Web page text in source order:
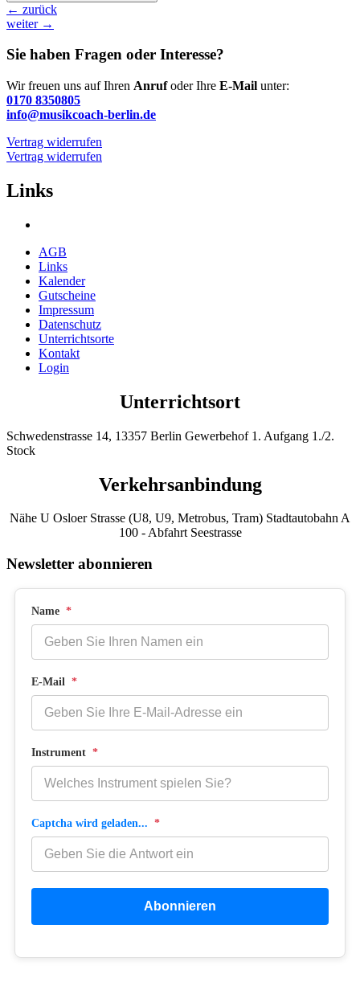
← zurück
weiter →
Sie haben Fragen oder Interesse?
Wir freuen uns auf Ihren Anrufoder Ihre E-Mail unter:
0170 8350805
info@musikcoach-berlin.de
Vertrag widerrufen
Vertrag widerrufen
Links
AGB
Links
Kalender
Gutscheine
Impressum
Datenschutz
Unterrichtsorte
Kontakt
Login
Unterrichtsort
Schwedenstrasse 14, 13357 Berlin Gewerbehof 1. Aufgang 1./2.
Stock
Verkehrsanbindung
Nähe U Osloer Strasse (U8, U9, Metrobus, Tram) Stadtautobahn A
100 - Abfahrt Seestrasse
Newsletter abonnieren
Name *
E-Mail *
Instrument *
Captcha wird geladen... *
Abonnieren